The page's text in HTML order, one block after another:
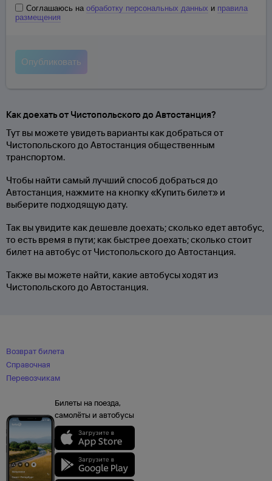
Соглашаюсь на обработку персональных данных и правила
размещения
Как доехать от Чистопольского до Автостанция?
Тут вы можете увидеть варианты как добраться от
Чистопольского до Автостанция общественным
транспортом.
Чтобы найти самый лучший способ добраться до
Автостанция, нажмите на кнопку «Купить билет» и
выберите подходящую дату.
Так вы увидите как дешевле доехать; сколько едет автобус,
то есть время в пути; как быстрее доехать; сколько стоит
билет на автобус от Чистопольского до Автостанция.
Также вы можете найти, какие автобусы ходят из
Чистопольского до Автостанция.
Возврат билета
Справочная
Перевозчикам
Билеты на поезда,
самолёты и автобусы